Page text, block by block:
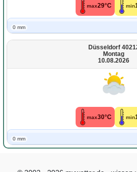
max29°C min
0 mm
Düsseldorf
Montag
10.08.2026
max30°C min
0 mm